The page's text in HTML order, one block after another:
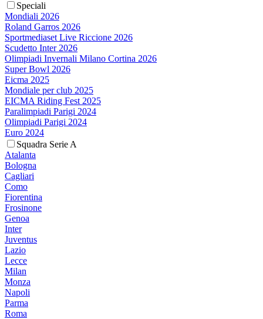
Speciali
Mondiali 2026
Roland Garros 2026
Sportmediaset Live Riccione 2026
Scudetto Inter 2026
Olimpiadi Invernali Milano Cortina 2026
Super Bowl 2026
Eicma 2025
Mondiale per club 2025
EICMA Riding Fest 2025
Paralimpiadi Parigi 2024
Olimpiadi Parigi 2024
Euro 2024
Squadra Serie A
Atalanta
Bologna
Cagliari
Como
Fiorentina
Frosinone
Genoa
Inter
Juventus
Lazio
Lecce
Milan
Monza
Napoli
Parma
Roma